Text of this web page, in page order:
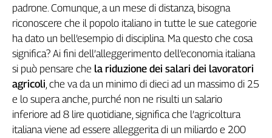
Progress
L'Italia
nel
Lavoro
Territori
Abruzzo-
Molise
Alto
padrone. Comunque, a un mese di distanza, bisogna
riconoscere che il popolo italiano in tutte le sue categorie
ha dato un bell’esempio di disciplina. Ma questo che cosa
significa? Ai fini dell’alleggerimento dell’economia italiana
si può pensare che la riduzione dei salari dei lavoratori
agricoli, che va da un minimo di dieci ad un massimo di 25
e lo supera anche, purché non ne risulti un salario
inferiore ad 8 lire quotidiane, significa che l’agricoltura
italiana viene ad essere alleggerita di un miliardo e 200